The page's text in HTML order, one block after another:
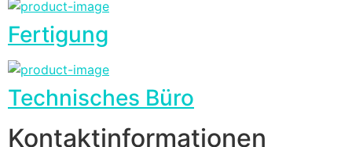
Fertigung
Technisches Büro
Kontaktinformationen